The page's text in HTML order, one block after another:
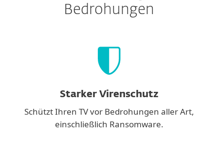
Bedrohungen
Starker Virenschutz
Schützt Ihren TV vor Bedrohungen aller Art,
einschließlich Ransomware.